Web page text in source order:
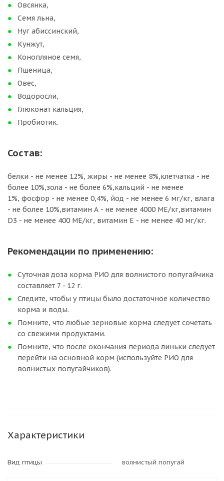
Овсянка,
Семя льна,
Нуг абиссинский,
Кунжут,
Конопляное семя,
Пшеница,
Овес,
Водоросли,
Глюконат кальция,
Пробиотик.
Состав:
белки - не менее 12%, жиры - не менее 8%,клетчатка - не
более 10%,зола - не более 6%,кальций - не менее
1%, фосфор - не менее 0,4%, йод - не менее 6 мг/кг, влага
- не более 10%,витамин А - не менее 4000 МЕ/кг,витамин
D3 - не менее 400 МЕ/кг, витамин Е - не менее 40 мг/кг.
Рекомендации по применению:
Суточная доза корма РИО для волнистого попугайчика
составляет 7 - 12 г.
Следите, чтобы у птицы было достаточное количество
корма и воды.
Помните, что любые зерновые корма следует сочетать
со свежими продуктами.
Помните, что после окончания периода линьки следует
перейти на основной корм (используйте РИО для
волнистых попугайчиков).
Характеристики
Вид птицы волнистый попугай